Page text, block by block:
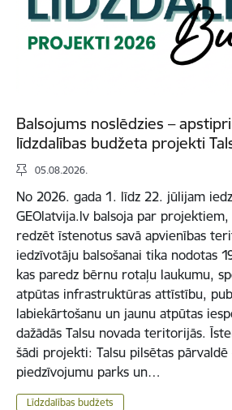
Balsojums noslēdzies –
līdzdalības budžeta projekti
05.08.2026.
No 2026. gada 1. līdz 22. jūlijam
GEOlatvija.lv balsoja par
redzēt īstenotus savā apvienības
iedzīvotāju balsošanai tika nodotas
kas paredz bērnu rotaļu laukumu,
atpūtas infrastruktūras attīstību,
labiekārtošanu un jaunu atpūtas
dažādās Talsu novada teritorijās.
šādi projekti: Talsu pilsētas pārvaldē
piedzīvojumu parks un…
Līdzdalības budžets